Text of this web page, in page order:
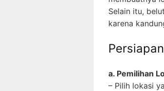
Selain itu,
karena
a. Pemilihan
– Pilih lokasi